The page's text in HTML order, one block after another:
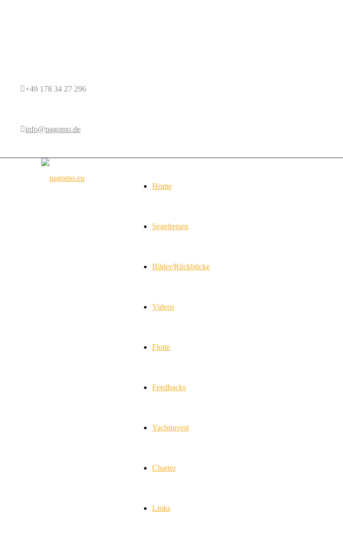
+49 178 34 27 296
info@pagomo.de
Home
Segelreisen
Bilder/Rückblicke
Videos
Flotte
Feedbacks
Yachtinvest
Charter
Links